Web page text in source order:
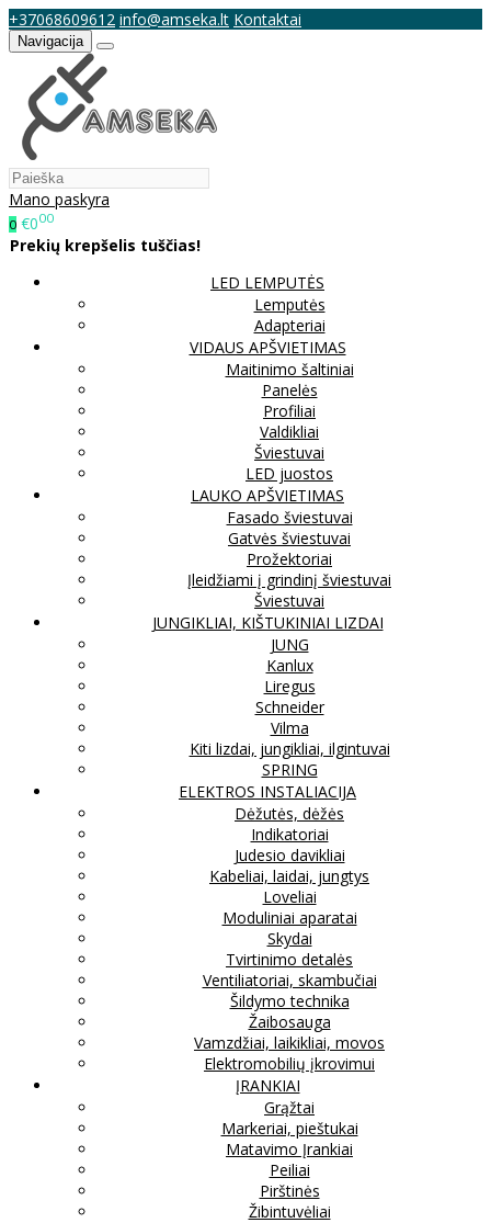
+37068609612 info@amseka.lt Kontaktai
Navigacija
Mano paskyra
0 €000
Prekių krepšelis tuščias!
LED LEMPUTĖS
Lemputės
Adapteriai
VIDAUS APŠVIETIMAS
Maitinimo šaltiniai
Panelės
Profiliai
Valdikliai
Šviestuvai
LED juostos
LAUKO APŠVIETIMAS
Fasado šviestuvai
Gatvės šviestuvai
Prožektoriai
Įleidžiami į grindinį šviestuvai
Šviestuvai
JUNGIKLIAI, KIŠTUKINIAI LIZDAI
JUNG
Kanlux
Liregus
Schneider
Vilma
Kiti lizdai, jungikliai, ilgintuvai
SPRING
ELEKTROS INSTALIACIJA
Dėžutės, dėžės
Indikatoriai
Judesio davikliai
Kabeliai, laidai, jungtys
Loveliai
Moduliniai aparatai
Skydai
Tvirtinimo detalės
Ventiliatoriai, skambučiai
Šildymo technika
Žaibosauga
Vamzdžiai, laikikliai, movos
Elektromobilių įkrovimui
ĮRANKIAI
Grąžtai
Markeriai, pieštukai
Matavimo Įrankiai
Peiliai
Pirštinės
Žibintuvėliai